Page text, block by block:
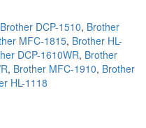
Brother DCP-1510, Brother
MFC-1815, Brother HL-
DCP-1610WR, Brother
, Brother MFC-1910, Brother
HL-1118